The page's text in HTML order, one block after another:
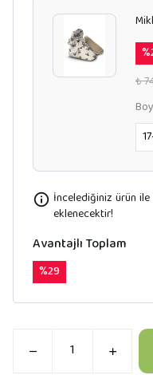
%
₺
İncelediğiniz ürün
eklenecektir!
Avantajlı Toplam
%29